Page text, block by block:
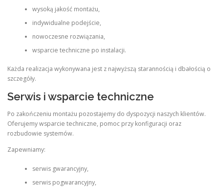
wysoką jakość montażu,
indywidualne podejście,
nowoczesne rozwiązania,
wsparcie techniczne po instalacji.
Każda realizacja wykonywana jest z najwyższą starannością i dbałością o
szczegóły.
Serwis i wsparcie techniczne
Po zakończeniu montażu pozostajemy do dyspozycji naszych klientów.
Oferujemy wsparcie techniczne, pomoc przy konfiguracji oraz
rozbudowie systemów.
Zapewniamy:
serwis gwarancyjny,
serwis pogwarancyjny,